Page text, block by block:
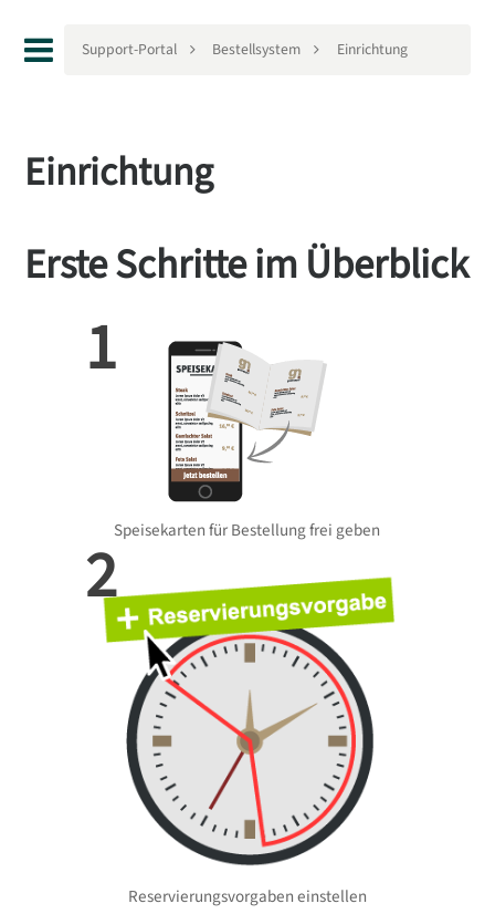
Support-Portal Bestellsystem Einrichtung
Einrichtung
Erste Schritte im Überblick
1
Speisekarten für Bestellung frei geben
2
Reservierungsvorgaben einstellen